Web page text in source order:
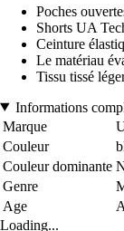
Poches
Shorts UA
Ceinture
Le matériau
Tissu tissé
Informations
Marque
Couleur
Couleur dominante
Genre
Age
Loading...